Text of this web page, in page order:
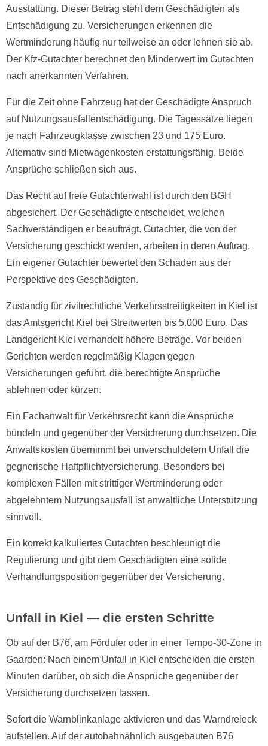
Ausstattung. Dieser Betrag steht dem Geschädigten als
Entschädigung zu. Versicherungen erkennen die
Wertminderung häufig nur teilweise an oder lehnen sie ab.
Der Kfz-Gutachter berechnet den Minderwert im Gutachten
nach anerkannten Verfahren.
Für die Zeit ohne Fahrzeug hat der Geschädigte Anspruch
auf Nutzungsausfallentschädigung. Die Tagessätze liegen
je nach Fahrzeugklasse zwischen 23 und 175 Euro.
Alternativ sind Mietwagenkosten erstattungsfähig. Beide
Ansprüche schließen sich aus.
Das Recht auf freie Gutachterwahl ist durch den BGH
abgesichert. Der Geschädigte entscheidet, welchen
Sachverständigen er beauftragt. Gutachter, die von der
Versicherung geschickt werden, arbeiten in deren Auftrag.
Ein eigener Gutachter bewertet den Schaden aus der
Perspektive des Geschädigten.
Zuständig für zivilrechtliche Verkehrsstreitigkeiten in Kiel ist
das Amtsgericht Kiel bei Streitwerten bis 5.000 Euro. Das
Landgericht Kiel verhandelt höhere Beträge. Vor beiden
Gerichten werden regelmäßig Klagen gegen
Versicherungen geführt, die berechtigte Ansprüche
ablehnen oder kürzen.
Ein Fachanwalt für Verkehrsrecht kann die Ansprüche
bündeln und gegenüber der Versicherung durchsetzen. Die
Anwaltskosten übernimmt bei unverschuldetem Unfall die
gegnerische Haftpflichtversicherung. Besonders bei
komplexen Fällen mit strittiger Wertminderung oder
abgelehntem Nutzungsausfall ist anwaltliche Unterstützung
sinnvoll.
Ein korrekt kalkuliertes Gutachten beschleunigt die
Regulierung und gibt dem Geschädigten eine solide
Verhandlungsposition gegenüber der Versicherung.
Unfall in Kiel — die ersten Schritte
Ob auf der B76, am Fördufer oder in einer Tempo-30-Zone in
Gaarden: Nach einem Unfall in Kiel entscheiden die ersten
Minuten darüber, ob sich die Ansprüche gegenüber der
Versicherung durchsetzen lassen.
Sofort die Warnblinkanlage aktivieren und das Warndreieck
aufstellen. Auf der autobahnähnlich ausgebauten B76